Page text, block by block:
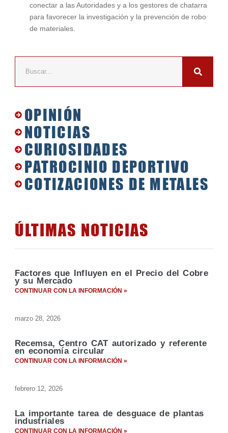
OPINIÓN
NOTICIAS
CURIOSIDADES
PATROCINIO DEPORTIVO
COTIZACIONES DE METALES
ÚLTIMAS NOTICIAS
Factores que Influyen en el Precio del Cobre
y su Mercado
CONTINUAR CON LA INFORMACIÓN »
marzo 28, 2026
Recemsa, Centro CAT autorizado y referente
en economía circular
CONTINUAR CON LA INFORMACIÓN »
febrero 12, 2026
La importante tarea de desguace de plantas
industriales
CONTINUAR CON LA INFORMACIÓN »
conectar a las Autoridades y a los gestores de chatarra
para favorecer la investigación y la prevención de robo
de materiales.